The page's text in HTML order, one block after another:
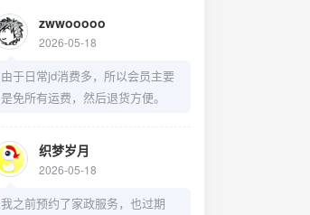
zwwooooo
2026-05-18
由于日常jd消费多，所以会员主要
是免所有运费，然后退货方便。
织梦岁月
2026-05-18
我之前预约了家政服务，也过期